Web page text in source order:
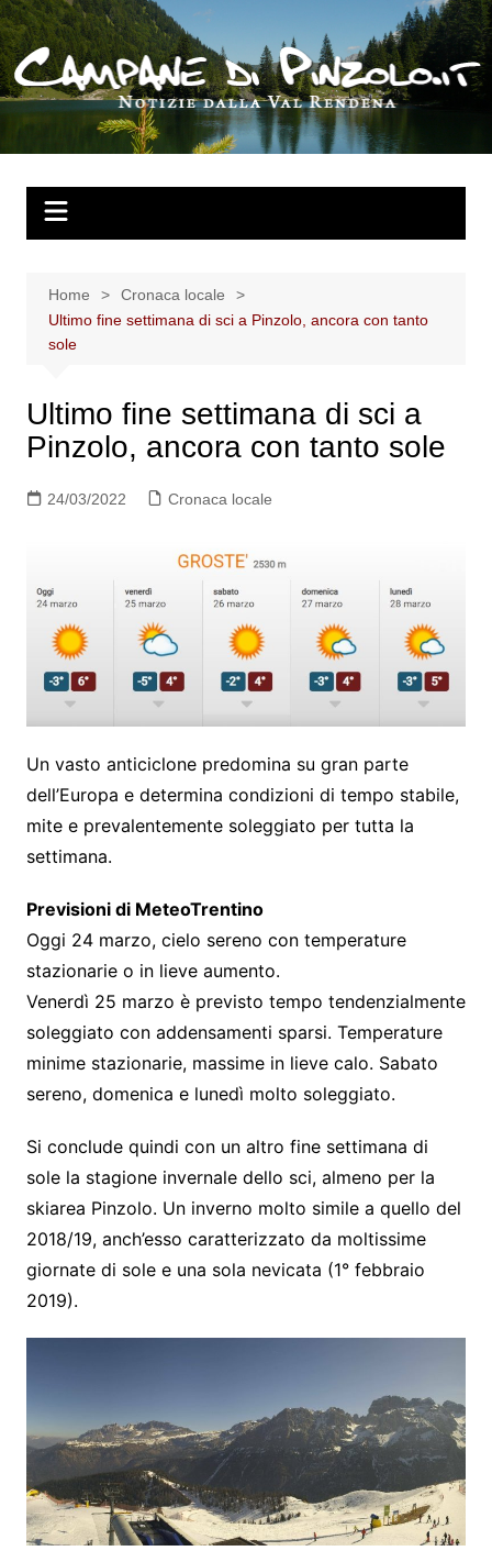
Salta
al
contenuto
Home
Cronaca locale
Ultimo fine settimana di sci a Pinzolo, ancora con tanto
sole
Ultimo fine settimana di sci a
Pinzolo, ancora con tanto sole
24/03/2022 Cronaca locale
Un vasto anticiclone predomina su gran parte
dell’Europa e determina condizioni di tempo stabile,
mite e prevalentemente soleggiato per tutta la
settimana.
Previsioni di MeteoTrentino
Oggi 24 marzo, cielo sereno con temperature
stazionarie o in lieve aumento.
Venerdì 25 marzo è previsto tempo tendenzialmente
soleggiato con addensamenti sparsi. Temperature
minime stazionarie, massime in lieve calo. Sabato
sereno, domenica e lunedì molto soleggiato.
Si conclude quindi con un altro fine settimana di
sole la stagione invernale dello sci, almeno per la
skiarea Pinzolo. Un inverno molto simile a quello del
2018/19, anch’esso caratterizzato da moltissime
giornate di sole e una sola nevicata (1° febbraio
2019).